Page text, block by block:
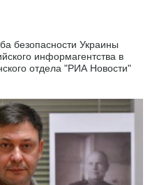
безопасности Украины
информагентства в
отдела "РИА Новости"